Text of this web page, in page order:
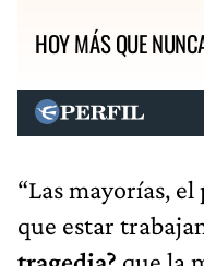
HOY MÁS QUE
“Las mayorías,
que estar